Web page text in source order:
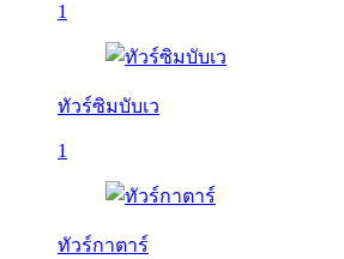
1
ทัวร์ซิมบับเว
1
ทัวร์กาตาร์